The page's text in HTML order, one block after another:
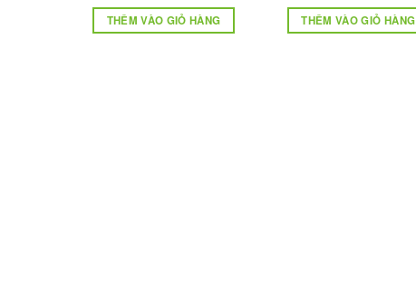
THÊM VÀO GIỎ HÀNG THÊM VÀO GIỎ HÀNG